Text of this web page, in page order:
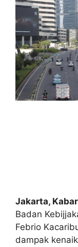
Jakarta,
Badan
Febrio
dampak